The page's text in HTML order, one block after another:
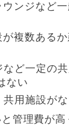
ンジなど
が複数ある
など一定の
ない
共用施設が
管理費が